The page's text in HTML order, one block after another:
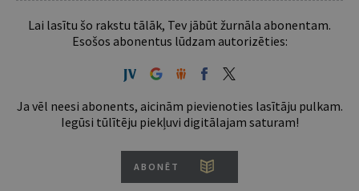
Lai lasītu šo rakstu tālāk, Tev jābūt žurnāla abonentam.
Esošos abonentus lūdzam autorizēties:
Ja vēl neesi abonents, aicinām pievienoties lasītāju pulkam.
Iegūsi tūlītēju piekļuvi digitālajam saturam!
ABONĒT